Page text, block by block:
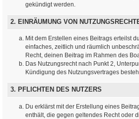
gekündigt werden.
2. EINRÄUMUNG VON
Mit dem Erstellen eines Beitrags erteilst
einfaches, zeitlich und räumlich
Recht, deinen Beitrag im Rahmen des
Das Nutzungsrecht nach Punkt 2,
Kündigung des Nutzungsvertrages
3. PFLICHTEN DES NUTZERS
Du erklärst mit der Erstellung eines
enthält, die gegen geltendes Recht oder